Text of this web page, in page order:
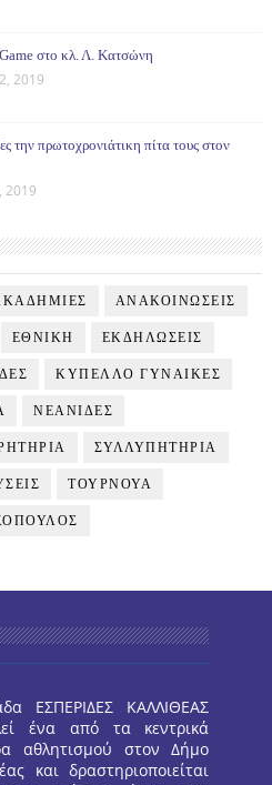
στο κλ. Λ. Κατσώνη
2019
την πρωτοχρονιάτικη πίτα τους στον
2019
ΑΝΑΚΟΙΝΩΣΕΙΣ
ΕΘΝΙΚΗ ΕΚΔΗΛΩΣΕΙΣ
ΚΥΠΕΛΛΟ ΓΥΝΑΙΚΕΣ
ΝΕΑΝΙΔΕΣ
ΣΥΛΛΥΠΗΤΗΡΙΑ
ΤΟΥΡΝΟΥΑ
ΕΣΠΕΡΙΔΕΣ ΚΑΛΛΙΘΕΑΣ
ένα από τα κεντρικά
αθλητισμού στον Δήμο
και δραστηριοποιείται